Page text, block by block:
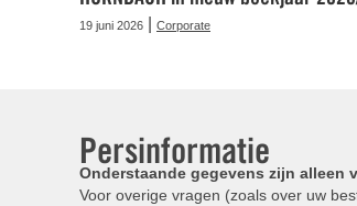
19 juni 2026 Corporate
Persinformatie
Onderstaande gegevens zijn alleen
Voor overige vragen (zoals over uw